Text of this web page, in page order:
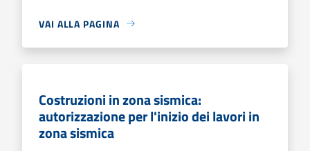
VAI ALLA PAGINA
Costruzioni in zona sismica:
autorizzazione per l'inizio dei lavori in
zona sismica